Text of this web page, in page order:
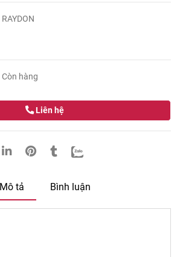
RAYDON
Còn hàng
Liên hệ
Mô tả Bình luận